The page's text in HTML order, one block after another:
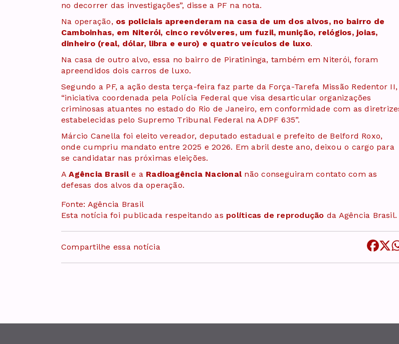
no decorrer das investigações”, disse a PF na nota.
Na operação, os policiais apreenderam na casa de um dos alvos, no bairro de
Camboinhas, em Niterói, cinco revólveres, um fuzil, munição, relógios, joias,
dinheiro (real, dólar, libra e euro) e quatro veículos de luxo.
Na casa de outro alvo, essa no bairro de Piratininga, também em Niterói, foram
apreendidos dois carros de luxo.
Segundo a PF, a ação desta terça-feira faz parte da Força-Tarefa Missão Redentor II,
“iniciativa coordenada pela Polícia Federal que visa desarticular organizações
criminosas atuantes no estado do Rio de Janeiro, em conformidade com as
estabelecidas pelo Supremo Tribunal Federal na ADPF 635”.
Márcio Canella foi eleito vereador, deputado estadual e prefeito de Belford Roxo,
onde cumpriu mandato entre 2025 e 2026. Em abril deste ano, deixou o cargo para
se candidatar nas próximas eleições.
AAgência Brasile a Radioagência Nacionalnão conseguiram contato com as
defesas dos alvos da operação.
Fonte: Agência Brasil
Esta notícia foi publicada respeitando as políticas de reprodução da Agência Brasil.
Compartilhe essa notícia